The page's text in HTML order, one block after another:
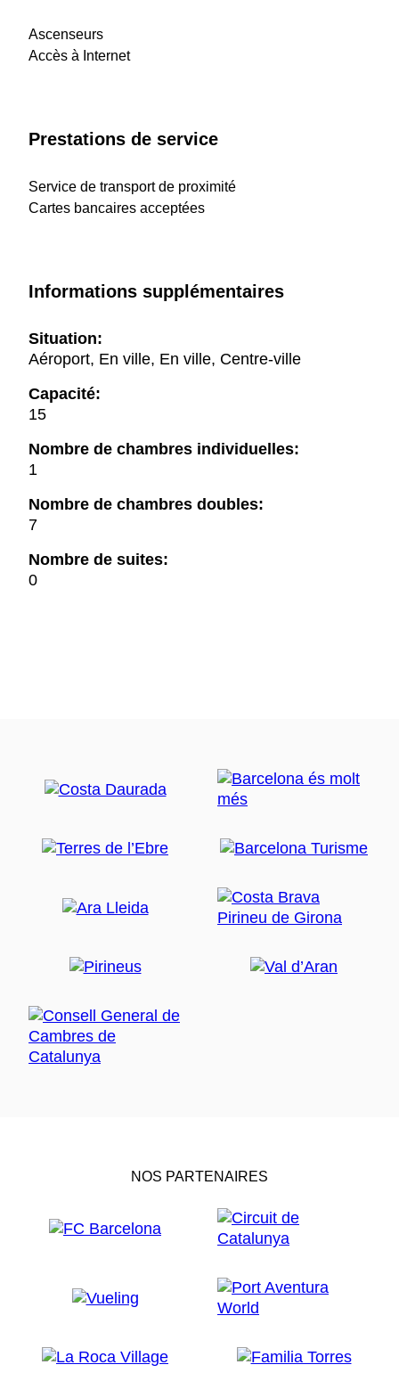
Ascenseurs
Accès à Internet
Prestations de service
Service de transport de proximité
Cartes bancaires acceptées
Informations supplémentaires
Situation:
Aéroport, En ville, En ville, Centre-ville
Capacité:
15
Nombre de chambres individuelles:
1
Nombre de chambres doubles:
7
Nombre de suites:
0
NOS PARTENAIRES